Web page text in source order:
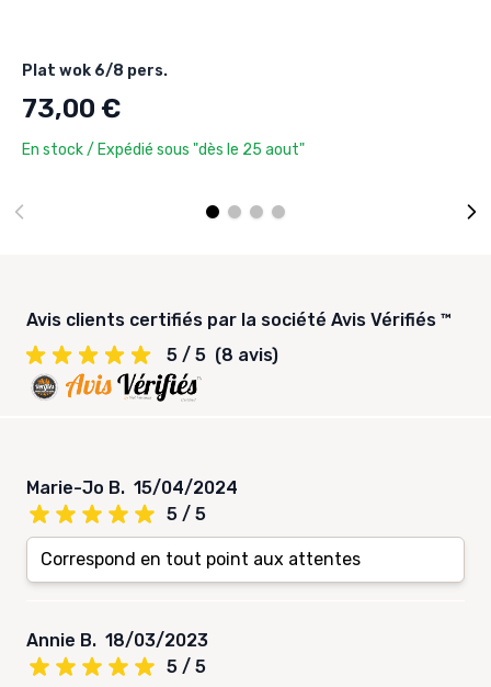
Plat wok 6/8 pers.
73,00 €
En stock / Expédié sous "dès le 25 aout"
Avis clients certifiés par la société Avis Vérifiés ™
5 / 5 (8 avis)
Marie-Jo B. 15/04/2024
5 / 5
Correspond en tout point aux attentes
Annie B. 18/03/2023
5 / 5